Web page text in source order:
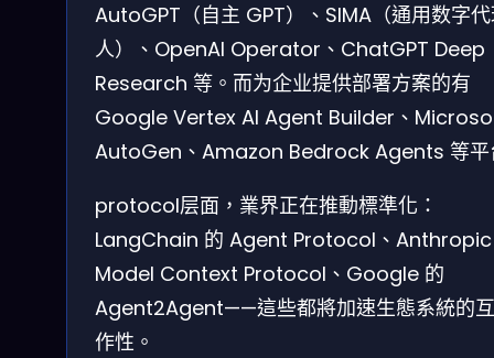
AutoGPT（自主 GPT）、SIMA（通用数字
人）、OpenAI Operator、ChatGPT Deep
Research 等。而为企业提供部署方案的有
Google Vertex AI Agent Builder、
AutoGen、Amazon Bedrock Agents 等平
protocol层面，業界正在推動標準化：
LangChain 的 Agent Protocol、
Model Context Protocol、Google 的
Agent2Agent——這些都將加速生態系統的
作性。